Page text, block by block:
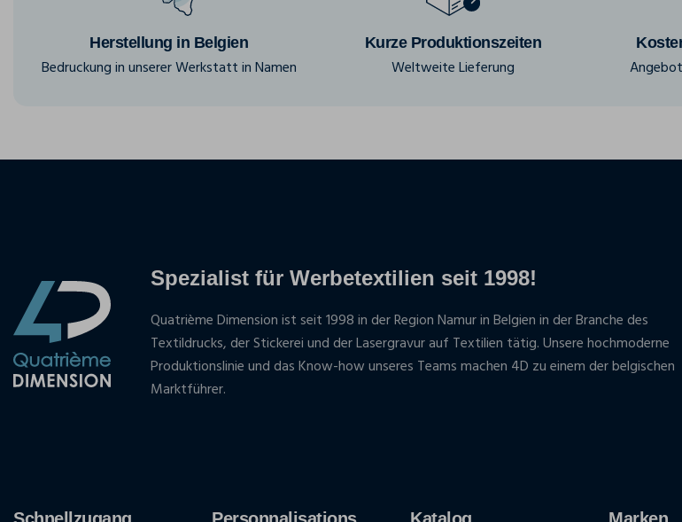
Herstellung in Belgien
Bedruckung in unserer Werkstatt in Namen
Kurze Produktionszeiten
Weltweite Lieferung
Spezialist für Werbetextilien seit 1998!
Quatrième Dimension ist seit 1998 in der Region Namur in Belgien in der Branche des
Textildrucks, der Stickerei und der Lasergravur auf Textilien tätig. Unsere hochmoderne
Produktionslinie und das Know-how unseres Teams machen 4D zu einem der belgischen
Marktführer.